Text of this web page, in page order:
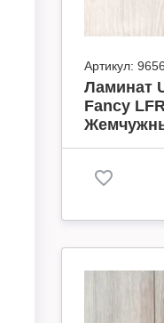
Артикул:
Ламинат
Fancy